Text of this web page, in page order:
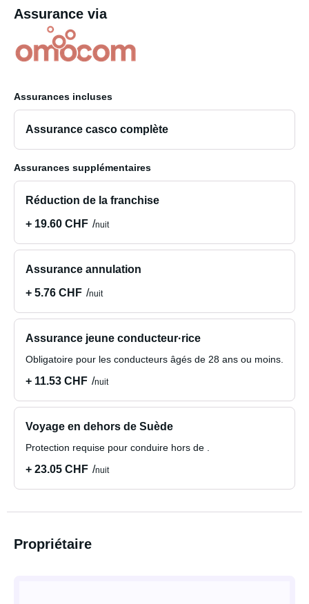
Assurance via
Assurances incluses
Assurance casco complète
Assurances supplémentaires
Réduction de la franchise
+ 19.60 CHF
nuit
Assurance annulation
+ 5.76 CHF
nuit
Assurance jeune conducteur·rice
Obligatoire pour les conducteurs âgés de 28 ans ou moins.
+ 11.53 CHF nuit
Voyage en dehors de Suède
Protection requise pour conduire hors de .
+ 23.05 CHF nuit
Propriétaire